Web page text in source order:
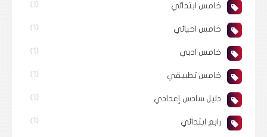
خامس ابتدائي (1)
خامس احيائي (1)
خامس ادبي (1)
خامس تطبيقي (1)
دليل سادس إعدادي (1)
رابع ابتدائي (1)